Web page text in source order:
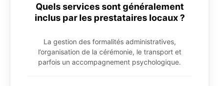
Quels services sont généralement
inclus par les prestataires locaux ?
La gestion des formalités administratives,
l’organisation de la cérémonie, le transport et
parfois un accompagnement psychologique.